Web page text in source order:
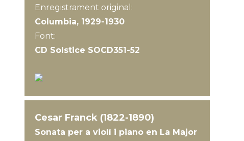
Enregistrament original:
Columbia, 1929-1930
Font:
CD Solstice SOCD351-52
Cesar Franck (1822-1890)
Sonata per a violí i piano en La Major